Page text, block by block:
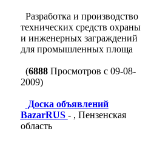
Разработка и производство
технических средств охраны
и инженерных заграждений
для промышленных площа
(6888Просмотров с 09-08-
2009)
Доска объявлений
BazarRUS - , Пензенская
область